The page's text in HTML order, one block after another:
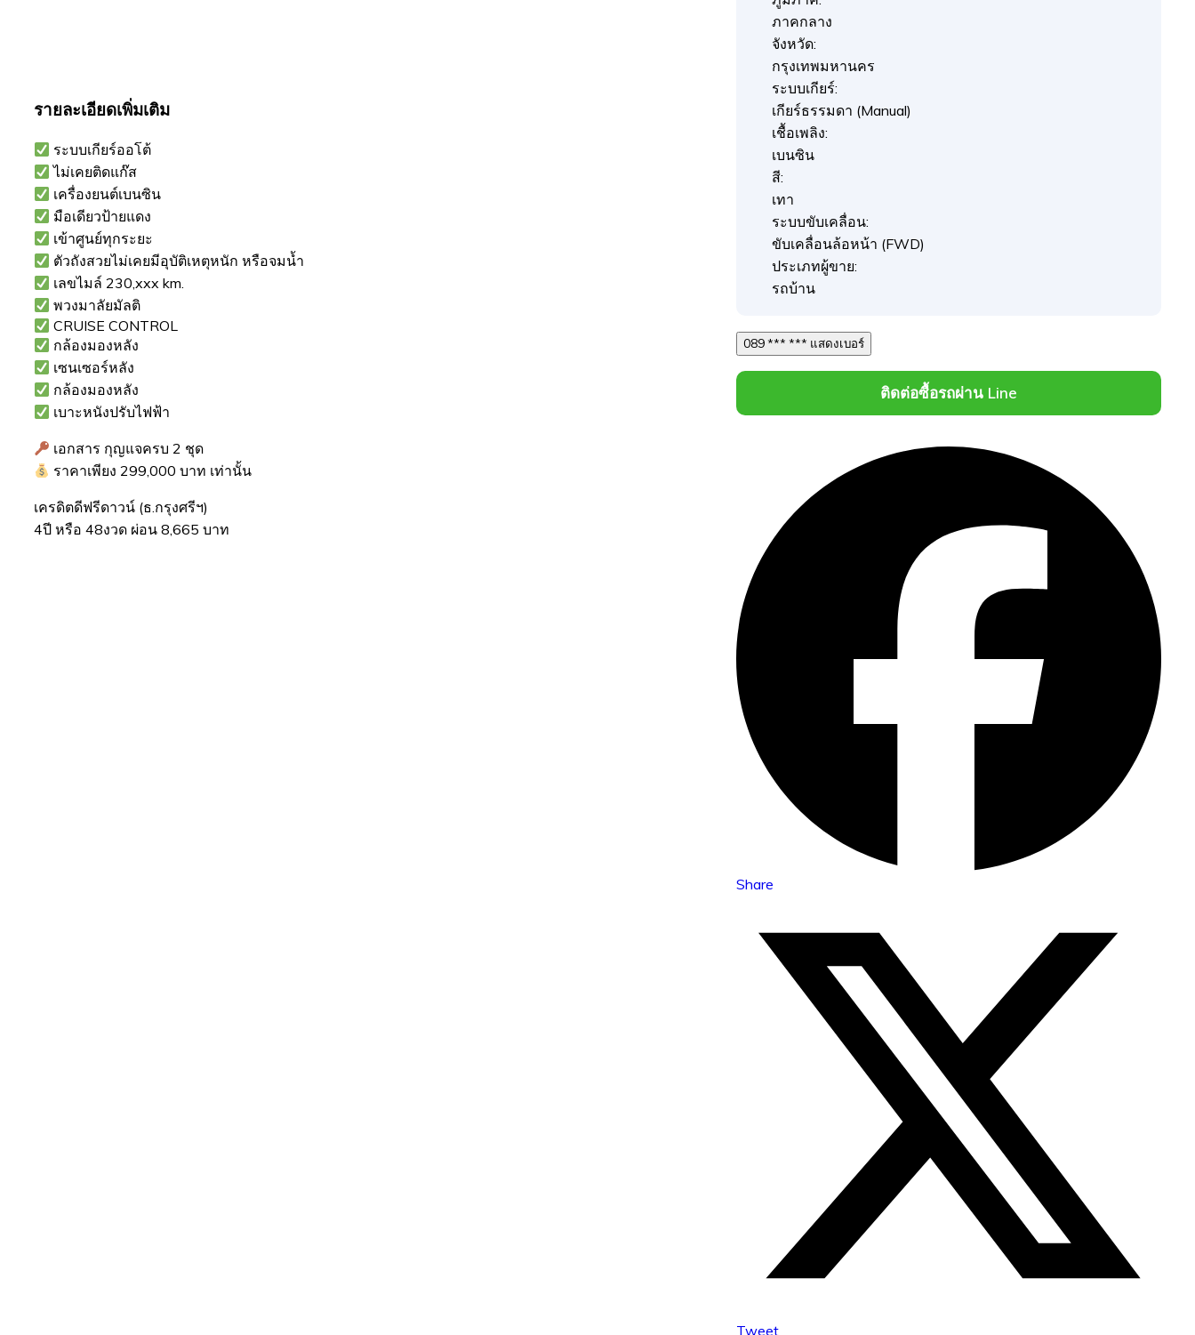
รายละเอียดเพิ่มเติม
ระบบเกียร์ออโต้
ไม่เคยติดแก๊ส
เครื่องยนต์เบนซิน
มือเดียวป้ายแดง
เข้าศูนย์ทุกระยะ
ตัวถังสวยไม่เคยมีอุบัติเหตุหนัก หรือจมน้ำ
เลขไมล์ 230,xxx km.
พวงมาลัยมัลติ
CRUISE CONTROL
กล้องมองหลัง
เซนเซอร์หลัง
กล้องมองหลัง
เบาะหนังปรับไฟฟ้า
เอกสาร กุญแจครบ 2 ชุด
ราคาเพียง 299,000 บาท เท่านั้น
เครดิตดีฟรีดาวน์ (ธ.กรุงศรีฯ)
4ปี หรือ 48งวด ผ่อน 8,665 บาท
ภาคกลาง
จังหวัด:
กรุงเทพมหานคร
ระบบเกียร์:
เกียร์ธรรมดา (Manual)
เชื้อเพลิง:
เบนซิน
สี:
เทา
ระบบขับเคลื่อน:
ขับเคลื่อนล้อหน้า (FWD)
ประเภทผู้ขาย:
รถบ้าน
089 *** *** แสดงเบอร์
ติดต่อซื้อรถผ่าน Line
Share
Tweet